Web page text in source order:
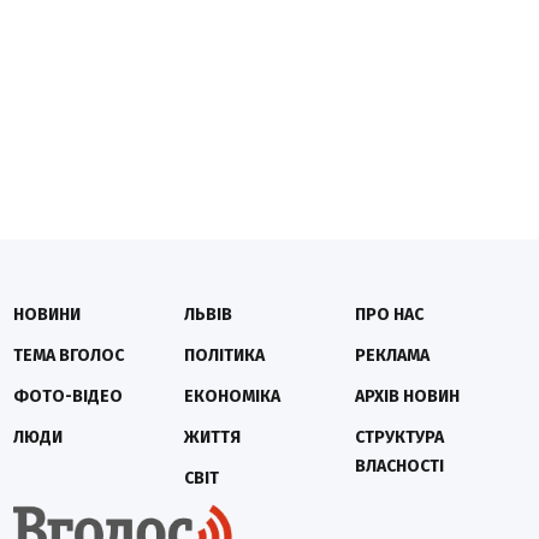
НОВИНИ
ТЕМА ВГОЛОС
ФОТО-ВІДЕО
ЛЮДИ
ЛЬВІВ
ПОЛІТИКА
ЕКОНОМІКА
ЖИТТЯ
СВІТ
ПРО НАС
РЕКЛАМА
АРХІВ НОВИН
СТРУКТУРА
ВЛАСНОСТІ